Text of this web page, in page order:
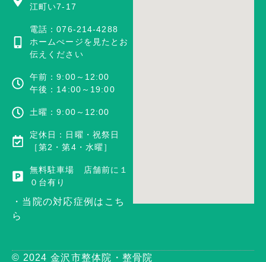
江町い7-17
電話：076-214-4288
ホームぺージを見たとお
伝えください
午前：9:00～12:00
午後：14:00～19:00
土曜：9:00～12:00
定休日：日曜・祝祭日
［第2・第4・水曜］
無料駐車場 店舗前に１
０台有り
・当院の対応症例はこち
ら
© 2024 金沢市整体院・整骨院